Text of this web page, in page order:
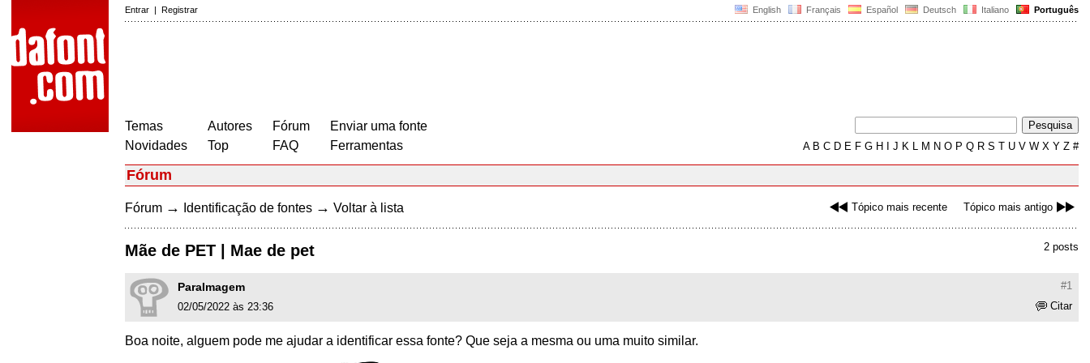
English Français Español Deutsch Italiano Português
Entrar | Registrar
Temas
Novidades
Autores
Top
Fórum
FAQ
Enviar uma fonte
Ferramentas
AB C D E F G H J K L M N O P Q R S T U V W X Y Z #
Fórum
Tópico mais recente Tópico mais antigo
Fórum → Identificação de fontes → Voltar à lista
2 posts
Mãe de PET | Mae de pet
#1
ParaImagem
Citar
02/05/2022 às 23:36
Boa noite, alguem pode me ajudar a identificar essa fonte? Que seja a mesma ou uma muito similar.